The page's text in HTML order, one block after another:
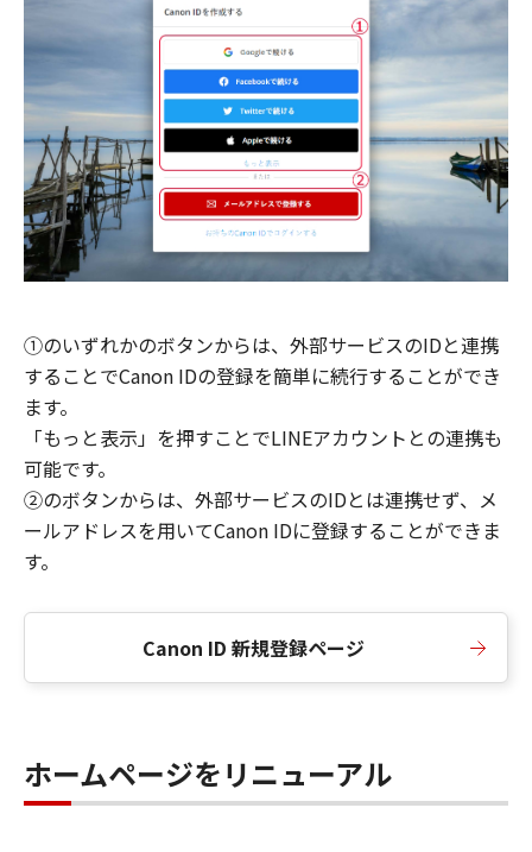
①のいずれかのボタンからは、外部サービスのIDと連携
することでCanon IDの登録を簡単に続行することができ
ます。
「もっと表示」を押すことでLINEアカウントとの連携も
可能です。
②のボタンからは、外部サービスのIDとは連携せず、メ
ールアドレスを用いてCanon IDに登録することができま
す。
Canon ID 新規登録ページ
ホームページをリニューアル